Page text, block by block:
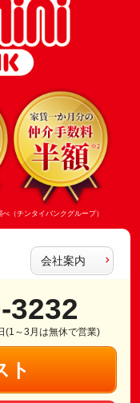
（チンタイバンクグループ）
会社案内
3232
(1～3月は無休で営業)
ト